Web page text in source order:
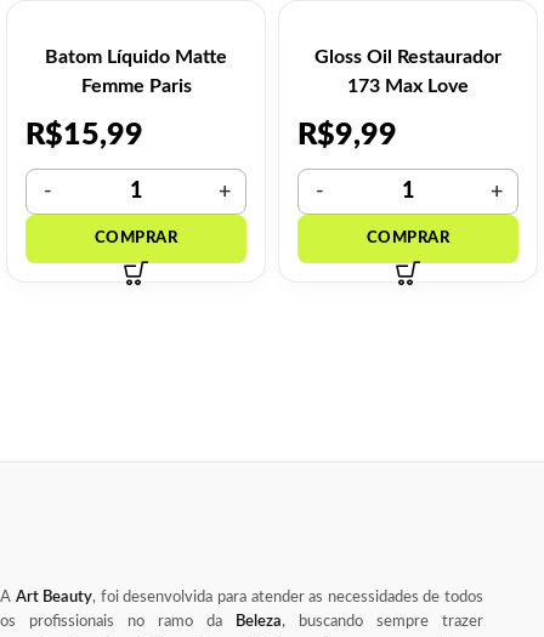
Batom Líquido Matte
Femme Paris
R$15,99
Gloss Oil Restaurador
173 Max Love
R$9,99
A Art Beauty, foi desenvolvida para atender as necessidades de todos
os profissionais no ramo da
Beleza, buscando sempre trazer